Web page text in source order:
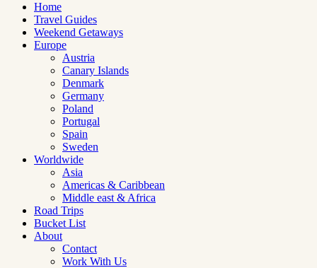
Home
Travel Guides
Weekend Getaways
Europe
Austria
Canary Islands
Denmark
Germany
Poland
Portugal
Spain
Sweden
Worldwide
Asia
Americas & Caribbean
Middle east & Africa
Road Trips
Bucket List
About
Contact
Work With Us